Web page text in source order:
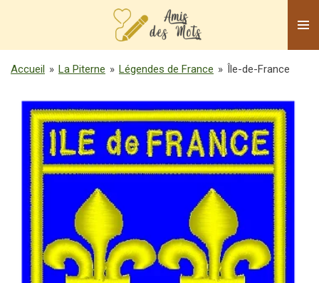
contenu
principal
Accueil » La Piterne » Légendes de France » Île-de-France